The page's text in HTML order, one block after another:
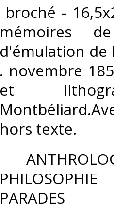
broché -
mémoires
d'émulation de
. novembre
et
hors texte.‎
PHILOSOPHIE
PARADES‎